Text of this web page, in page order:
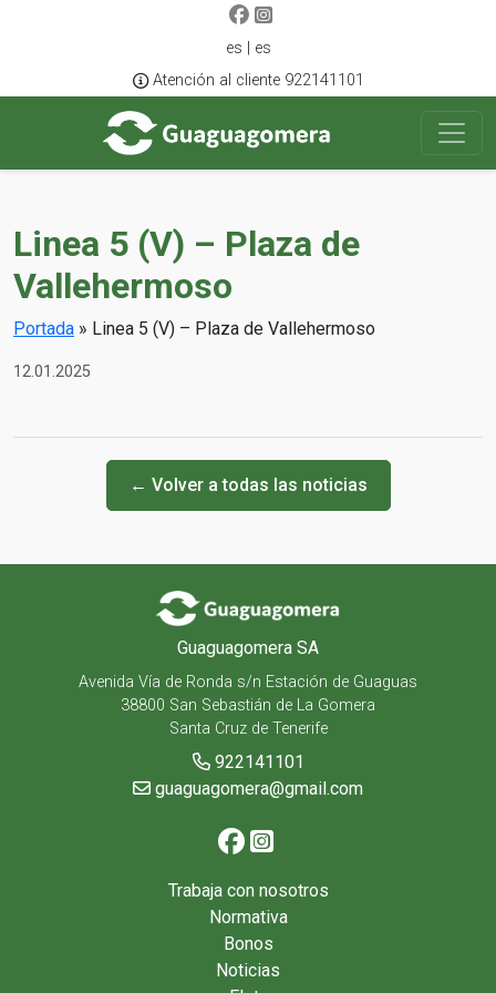
es | es
Atención al cliente 922141101
Linea 5 (V) – Plaza de
Vallehermoso
Portada » Linea 5 (V) – Plaza de Vallehermoso
12.01.2025
← Volver a todas las noticias
Guaguagomera SA
Avenida Vía de Ronda s/n Estación de Guaguas
38800 San Sebastián de La Gomera
Santa Cruz de Tenerife
922141101
guaguagomera@gmail.com
Trabaja con nosotros
Normativa
Bonos
Noticias